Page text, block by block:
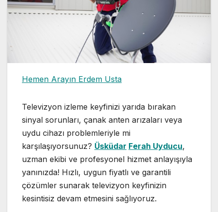
Hemen Arayın Erdem Usta
Televizyon izleme keyfinizi yarıda bırakan
sinyal sorunları, çanak anten arızaları veya
uydu cihazı problemleriyle mi
karşılaşıyorsunuz? Üsküdar Ferah Uyducu,
uzman ekibi ve profesyonel hizmet anlayışıyla
yanınızda! Hızlı, uygun fiyatlı ve garantili
çözümler sunarak televizyon keyfinizin
kesintisiz devam etmesini sağlıyoruz.